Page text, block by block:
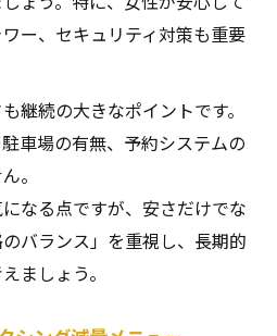
ー、セキュリティ対策も重要
継続の大きなポイントです。
車場の有無、予約システムの
。
なる点ですが、安さだけでな
バランス」を重視し、長期的
ましょう。